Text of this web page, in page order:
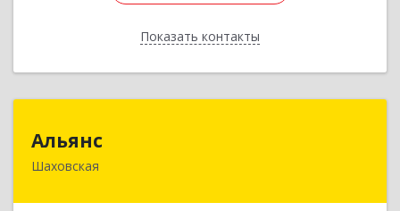
Показать контакты
Назад
Альянс
Шаховская143700, Московская обл, Шаховской р-н,